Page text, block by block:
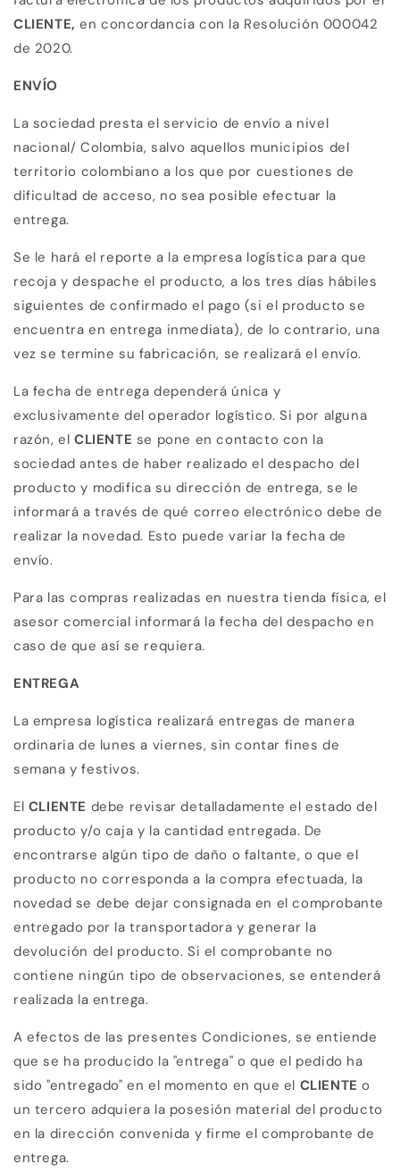
CLIENTE,en concordancia con la Resolución 000042
de 2020.
ENVÍO
La sociedad presta el servicio de envío a nivel
nacional/ Colombia, salvo aquellos municipios del
territorio colombiano a los que por cuestiones de
dificultad de acceso, no sea posible efectuar la
entrega.
Se le hará el reporte a la empresa logística para que
recoja y despache el producto, a los tres días hábiles
siguientes de confirmado el pago (si el producto se
encuentra en entrega inmediata), de lo contrario, una
vez se termine su fabricación, se realizará el envío.
La fecha de entrega dependerá única y
exclusivamente del operador logístico. Si por alguna
razón, el CLIENTE se pone en contacto con la
sociedad antes de haber realizado el despacho del
producto y modifica su dirección de entrega, se le
informará a través de qué correo electrónico debe de
realizar la novedad. Esto puede variar la fecha de
envío.
Para las compras realizadas en nuestra tienda física, el
asesor comercial informará la fecha del despacho en
caso de que así se requiera.
ENTREGA
La empresa logística realizará entregas de manera
ordinaria de lunes a viernes, sin contar fines de
semana y festivos.
El CLIENTE debe revisar detalladamente el estado del
producto y/o caja y la cantidad entregada. De
encontrarse algún tipo de daño o faltante, o que el
producto no corresponda a la compra efectuada, la
novedad se debe dejar consignada en el comprobante
entregado por la transportadora y generar la
devolución del producto. Si el comprobante no
contiene ningún tipo de observaciones, se entenderá
realizada la entrega.
A efectos de las presentes Condiciones, se entiende
que se ha producido la "entrega" o que el pedido ha
sido "entregado" en el momento en que el CLIENTE o
un tercero adquiera la posesión material del producto
en la dirección convenida y firme el comprobante de
entrega.